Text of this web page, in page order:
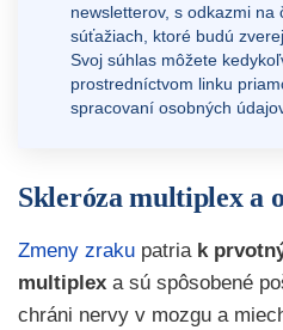
newsletterov, s odkazmi na
súťažiach, ktoré budú
Svoj súhlas môžete
prostredníctvom linku
spracovaní osobných
Skleróza multiplex a
Zmeny zraku patria k
multiplex a sú spôsobené
chráni nervy v mozgu a